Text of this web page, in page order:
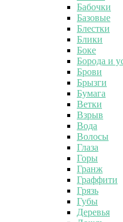
Бабочки
Базовые
Блестки
Блики
Боке
Борода и
Брови
Брызги
Бумага
Ветки
Взрыв
Вода
Волосы
Глаза
Горы
Гранж
Граффити
Грязь
Губы
Деревья